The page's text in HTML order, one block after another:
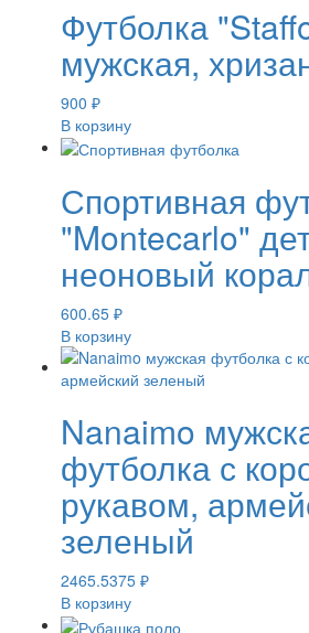
Футболка
мужская,
900 ₽
В корзину
Спортивная
"Montecarlo"
неоновый
600.65 ₽
В корзину
Nanaimo
футболка с
рукавом,
зеленый
2465.5375 ₽
В корзину